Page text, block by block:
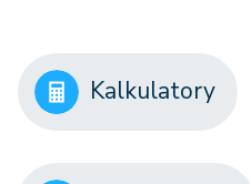
Kalkulatory